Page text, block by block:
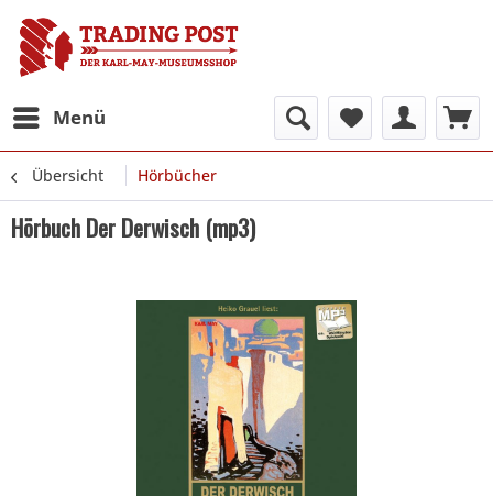
Menü
Übersicht Hörbücher
Hörbuch Der Derwisch (mp3)